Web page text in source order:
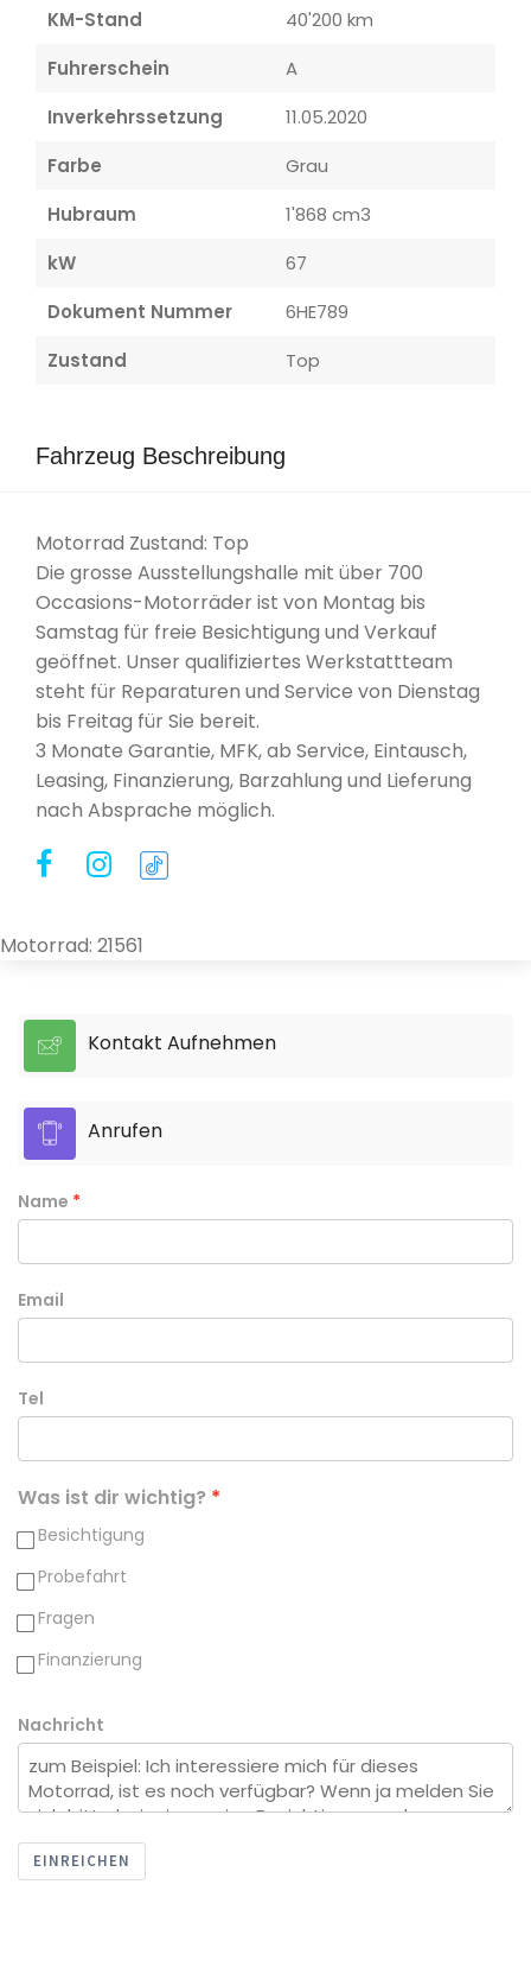
KM-Stand
40'200 km
Fuhrerschein
A
Inverkehrssetzung
11.05.2020
Farbe
Grau
Hubraum
1'868 cm3
kW
67
Dokument Nummer
6HE789
Zustand
Top
Fahrzeug Beschreibung
Motorrad Zustand: Top
Die grosse Ausstellungshalle mit über 700
Occasions-Motorräder ist von Montag bis
Samstag für freie Besichtigung und Verkauf
geöffnet. Unser qualifiziertes Werkstattteam
steht für Reparaturen und Service von Dienstag
bis Freitag für Sie bereit.
3 Monate Garantie, MFK, ab Service, Eintausch,
Leasing, Finanzierung, Barzahlung und Lieferung
nach Absprache möglich.
Motorrad: 21561
Kontakt Aufnehmen
Anrufen
Name
Email
Tel
Was ist dir wichtig?
Besichtigung
Probefahrt
Fragen
Finanzierung
Nachricht
EINREICHEN